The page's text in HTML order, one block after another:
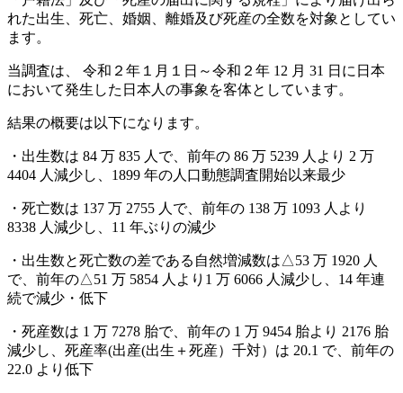
れた出生、死亡、婚姻、離婚及び死産の全数を対象としてい
ます。
当調査は、 令和２年１月１日～令和２年 12 月 31 日に日本
において発生した日本人の事象を客体としています。
結果の概要は以下になります。
・出生数は 84 万 835 人で、前年の 86 万 5239 人より 2 万
4404 人減少し、1899 年の人口動態調査開始以来最少
・死亡数は 137 万 2755 人で、前年の 138 万 1093 人より
8338 人減少し、11 年ぶりの減少
・出生数と死亡数の差である自然増減数は△53 万 1920 人
で、前年の△51 万 5854 人より1 万 6066 人減少し、14 年連
続で減少・低下
・死産数は 1 万 7278 胎で、前年の 1 万 9454 胎より 2176 胎
減少し、死産率(出産(出生＋死産）千対）は 20.1 で、前年の
22.0 より低下